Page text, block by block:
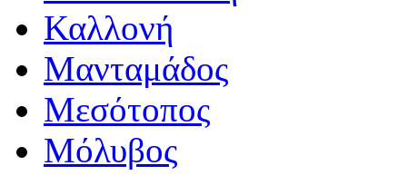
Καλλονή
Μανταμάδος
Μεσότοπος
Μόλυβος